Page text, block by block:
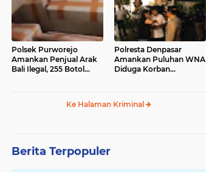
Polsek Purworejo
Amankan Penjual Arak
Bali Ilegal, 255 Botol
Polresta Denpasar
Amankan Puluhan WNA
Diduga Korban
Ke Halaman Kriminal
Berita Terpopuler